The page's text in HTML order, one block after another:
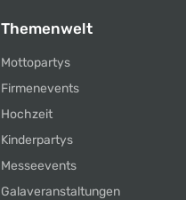
Themenwelt
Mottopartys
Firmenevents
Hochzeit
Kinderpartys
Messeevents
Galaveranstaltungen